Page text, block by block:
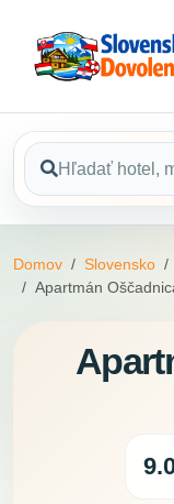
Domov Slovensko
Apartmán